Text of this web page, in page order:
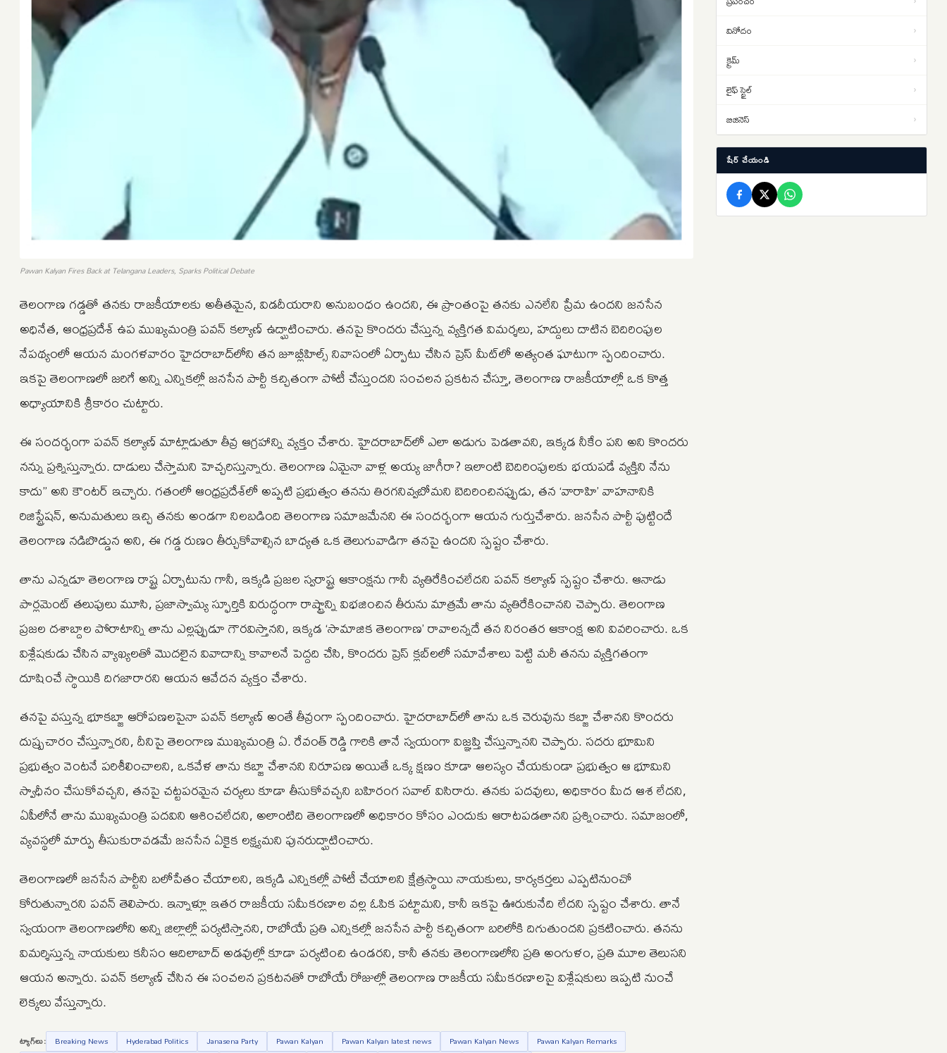
Pawan Kalyan Fires Back at Telangana Leaders, Sparks Political Debate
తెలంగాణ గడ్డతో తనకు రాజకీయాలకు అతీతమైన, విడదీయరాని అనుబంధం ఉందని, ఈ ప్రాంతంపై తనకు ఎనలేని ప్రేమ ఉందని జనసేన
అధినేత, ఆంధ్రప్రదేశ్ ఉప ముఖ్యమంత్రి పవన్ కల్యాణ్ ఉద్ఘాటించారు. తనపై కొందరు చేస్తున్న వ్యక్తిగత విమర్శలు, హద్దులు దాటిన బెదిరింపుల
నేపథ్యంలో ఆయన మంగళవారం హైదరాబాద్‌లోని తన జూబ్లీహిల్స్ నివాసంలో ఏర్పాటు చేసిన ప్రెస్ మీట్‌లో అత్యంత ఘాటుగా స్పందించారు.
ఇకపై తెలంగాణలో జరిగే అన్ని ఎన్నికల్లో జనసేన పార్టీ కచ్చితంగా పోటీ చేస్తుందని సంచలన ప్రకటన చేస్తూ, తెలంగాణ రాజకీయాల్లో ఒక కొత్త
అధ్యాయానికి శ్రీకారం చుట్టారు.
ఈ సందర్భంగా పవన్ కల్యాణ్ మాట్లాడుతూ తీవ్ర ఆగ్రహాన్ని వ్యక్తం చేశారు. హైదరాబాద్‌లో ఎలా అడుగు పెడతావని, ఇక్కడ నీకేం పని అని కొందరు
నన్ను ప్రశ్నిస్తున్నారు. దాడులు చేస్తామని హెచ్చరిస్తున్నారు. తెలంగాణ ఏమైనా వాళ్ల అయ్య జాగీరా? ఇలాంటి బెదిరింపులకు భయపడే వ్యక్తిని నేను
కాదు” అని కౌంటర్ ఇచ్చారు. గతంలో ఆంధ్రప్రదేశ్‌లో అప్పటి ప్రభుత్వం తనను తిరగనివ్వబోమని బెదిరించినప్పుడు, తన ‘వారాహి’ వాహనానికి
రిజిస్ట్రేషన్, అనుమతులు ఇచ్చి తనకు అండగా నిలబడింది తెలంగాణ సమాజమేనని ఈ సందర్భంగా ఆయన గుర్తుచేశారు. జనసేన పార్టీ పుట్టిందే
తెలంగాణ నడిబొడ్డున అని, ఈ గడ్డ రుణం తీర్చుకోవాల్సిన బాధ్యత ఒక తెలుగువాడిగా తనపై ఉందని స్పష్టం చేశారు.
తాను ఎన్నడూ తెలంగాణ రాష్ట్ర ఏర్పాటును గానీ, ఇక్కడి ప్రజల స్వరాష్ట్ర ఆకాంక్షను గానీ వ్యతిరేకించలేదని పవన్ కల్యాణ్ స్పష్టం చేశారు. ఆనాడు
పార్లమెంట్ తలుపులు మూసి, ప్రజాస్వామ్య స్ఫూర్తికి విరుద్ధంగా రాష్ట్రాన్ని విభజించిన తీరును మాత్రమే తాను వ్యతిరేకించానని చెప్పారు. తెలంగాణ
ప్రజల దశాబ్దాల పోరాటాన్ని తాను ఎల్లప్పుడూ గౌరవిస్తానని, ఇక్కడ ‘సామాజిక తెలంగాణ’ రావాలన్నదే తన నిరంతర ఆకాంక్ష అని వివరించారు. ఒక
విశ్లేషకుడు చేసిన వ్యాఖ్యలతో మొదలైన వివాదాన్ని కావాలనే పెద్దది చేసి, కొందరు ప్రెస్ క్లబ్‌లలో సమావేశాలు పెట్టి మరీ తనను వ్యక్తిగతంగా
దూషించే స్థాయికి దిగజారారని ఆయన ఆవేదన వ్యక్తం చేశారు.
తనపై వస్తున్న భూకబ్జా ఆరోపణలపైనా పవన్ కల్యాణ్ అంతే తీవ్రంగా స్పందించారు. హైదరాబాద్‌లో తాను ఒక చెరువును కబ్జా చేశానని కొందరు
దుష్ప్రచారం చేస్తున్నారని, దీనిపై తెలంగాణ ముఖ్యమంత్రి ఏ. రేవంత్ రెడ్డి గారికి తానే స్వయంగా విజ్ఞప్తి చేస్తున్నానని చెప్పారు. సదరు భూమిని
ప్రభుత్వం వెంటనే పరిశీలించాలని, ఒకవేళ తాను కబ్జా చేశానని నిరూపణ అయితే ఒక్క క్షణం కూడా ఆలస్యం చేయకుండా ప్రభుత్వం ఆ భూమిని
స్వాధీనం చేసుకోవచ్చని, తనపై చట్టపరమైన చర్యలు కూడా తీసుకోవచ్చని బహిరంగ సవాల్ విసిరారు. తనకు పదవులు, అధికారం మీద ఆశ లేదని,
ఏపీలోనే తాను ముఖ్యమంత్రి పదవిని ఆశించలేదని, అలాంటిది తెలంగాణలో అధికారం కోసం ఎందుకు ఆరాటపడతానని ప్రశ్నించారు. సమాజంలో,
వ్యవస్థలో మార్పు తీసుకురావడమే జనసేన ఏకైక లక్ష్యమని పునరుద్ఘాటించారు.
తెలంగాణలో జనసేన పార్టీని బలోపేతం చేయాలని, ఇక్కడి ఎన్నికల్లో పోటీ చేయాలని క్షేత్రస్థాయి నాయకులు, కార్యకర్తలు ఎప్పటినుంచో
కోరుతున్నారని పవన్ తెలిపారు. ఇన్నాళ్లూ ఇతర రాజకీయ సమీకరణాల వల్ల ఓపిక పట్టామని, కానీ ఇకపై ఊరుకునేది లేదని స్పష్టం చేశారు. తానే
స్వయంగా తెలంగాణలోని అన్ని జిల్లాల్లో పర్యటిస్తానని, రాబోయే ప్రతి ఎన్నికల్లో జనసేన పార్టీ కచ్చితంగా బరిలోకి దిగుతుందని ప్రకటించారు. తనను
విమర్శిస్తున్న నాయకులు కనీసం ఆదిలాబాద్ అడవుల్లో కూడా పర్యటించి ఉండరని, కానీ తనకు తెలంగాణలోని ప్రతి అంగుళం, ప్రతి మూల తెలుసని
ఆయన అన్నారు. పవన్ కల్యాణ్ చేసిన ఈ సంచలన ప్రకటనతో రాబోయే రోజుల్లో తెలంగాణ రాజకీయ సమీకరణాలపై విశ్లేషకులు ఇప్పటి నుంచే
లెక్కలు వేస్తున్నారు.
ట్యాగ్‌లు: Breaking News Hyderabad Politics Janasena Party Pawan Kalyan Pawan Kalyan latest news Pawan Kalyan News
Pawan Kalyan Remarks
హైకోర్టు తీర్పు
నాగార్జునసాగర్‌లో ముహూర్తం ఫిక్స్
12:37Rahul Gandhi: బీజేపీ సర్కార్ నన్ను
అడ్డుకోలేదు..’ఛాత్రోన్ కీ గూంజ్’
అనుమతి రద్దుపై రాహుల్ మండిపాటు
వినోదం ›
క్రైమ్ ›
లైఫ్ స్టైల్ ›
బిజినెస్ ›
షేర్ చేయండి